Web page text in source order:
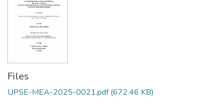
Files
UPSE-MEA-2025-0021.pdf(672.46 KB)